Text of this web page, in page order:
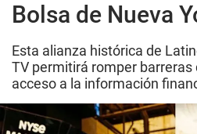
Bolsa de Nueva
Esta alianza histórica de
TV permitirá romper barreras
acceso a la información